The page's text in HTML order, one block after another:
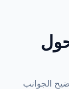
حول
الجوانب